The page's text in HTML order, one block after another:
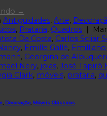
→
Antiguidades, Arte,
, Prataria, Quadros |
Da Costa, Carlos Scliar
, Emille Gallé,
, Georgina de
Nery, joias, José Tapiró
Clark, móveis, prataria,
, Decoração, Móveis Clássicos